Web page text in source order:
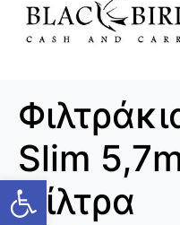
Ανοίξτε τη γραμμή εργαλείων
Slim
φίλτρα